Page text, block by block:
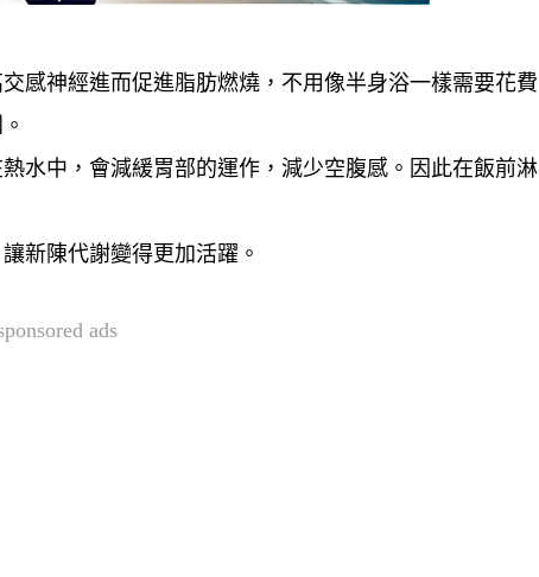
感神經進而促進脂肪燃燒，不用像半身浴一樣需要花費
水中，會減緩胃部的運作，減少空腹感。因此在飯前淋
新陳代謝變得更加活躍。
ads